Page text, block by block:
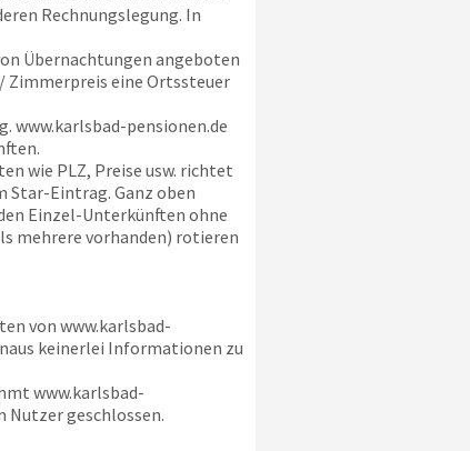
Rechnungslegung. In
Übernachtungen angeboten
Zimmerpreis eine Ortssteuer
www.karlsbad-pensionen.de
wie PLZ, Preise usw. richtet
Star-Eintrag. Ganz oben
Einzel-Unterkünften ohne
mehrere vorhanden) rotieren
von www.karlsbad-
keinerlei Informationen zu
www.karlsbad-
Nutzer geschlossen.